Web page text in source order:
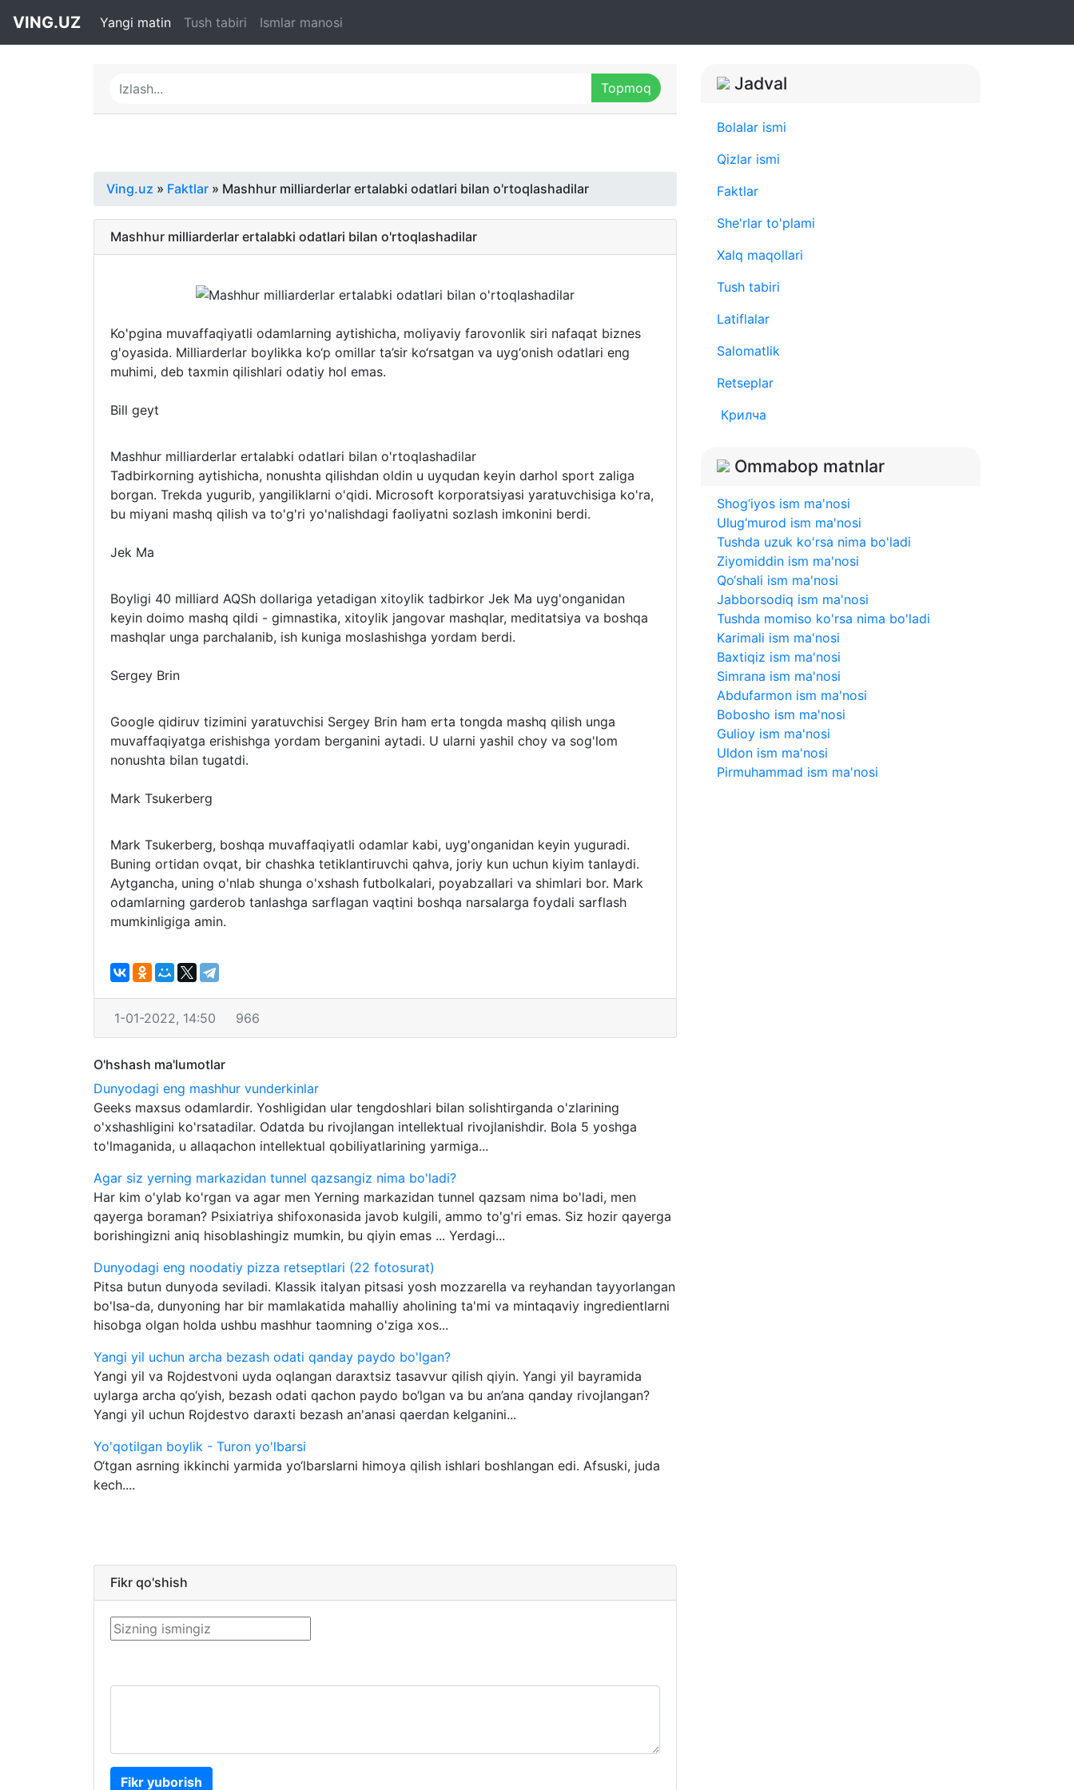
VING.UZ Yangi matin Tush tabiri Ismlar manosi
Ving.uz » Faktlar » Mashhur milliarderlar ertalabki odatlari bilan o'rtoqlashadilar
Mashhur milliarderlar ertalabki odatlari bilan o'rtoqlashadilar
Ko'pgina muvaffaqiyatli odamlarning aytishicha, moliyaviy farovonlik siri nafaqat biznes
g'oyasida. Milliarderlar boylikka ko‘p omillar ta’sir ko‘rsatgan va uyg‘onish odatlari eng
muhimi, deb taxmin qilishlari odatiy hol emas.
Bill geyt
Mashhur milliarderlar ertalabki odatlari bilan o'rtoqlashadilar
Tadbirkorning aytishicha, nonushta qilishdan oldin u uyqudan keyin darhol sport zaliga
borgan. Trekda yugurib, yangiliklarni o'qidi. Microsoft korporatsiyasi yaratuvchisiga ko'ra,
bu miyani mashq qilish va to'g'ri yo'nalishdagi faoliyatni sozlash imkonini berdi.
Jek Ma
Boyligi 40 milliard AQSh dollariga yetadigan xitoylik tadbirkor Jek Ma uyg'onganidan
keyin doimo mashq qildi - gimnastika, xitoylik jangovar mashqlar, meditatsiya va boshqa
mashqlar unga parchalanib, ish kuniga moslashishga yordam berdi.
Sergey Brin
Google qidiruv tizimini yaratuvchisi Sergey Brin ham erta tongda mashq qilish unga
muvaffaqiyatga erishishga yordam berganini aytadi. U ularni yashil choy va sog'lom
nonushta bilan tugatdi.
Mark Tsukerberg
Mark Tsukerberg, boshqa muvaffaqiyatli odamlar kabi, uyg'onganidan keyin yuguradi.
Buning ortidan ovqat, bir chashka tetiklantiruvchi qahva, joriy kun uchun kiyim tanlaydi.
Aytgancha, uning o'nlab shunga o'xshash futbolkalari, poyabzallari va shimlari bor. Mark
odamlarning garderob tanlashga sarflagan vaqtini boshqa narsalarga foydali sarflash
mumkinligiga amin.
1-01-2022, 14:50 966
O'hshash ma'lumotlar
Dunyodagi eng mashhur vunderkinlar
Geeks maxsus odamlardir. Yoshligidan ular tengdoshlari bilan solishtirganda o'zlarining
o'xshashligini ko'rsatadilar. Odatda bu rivojlangan intellektual rivojlanishdir. Bola 5 yoshga
to'lmaganida, u allaqachon intellektual qobiliyatlarining yarmiga...
Agar siz yerning markazidan tunnel qazsangiz nima bo'ladi?
Har kim o'ylab ko'rgan va agar men Yerning markazidan tunnel qazsam nima bo'ladi, men
qayerga boraman? Psixiatriya shifoxonasida javob kulgili, ammo to'g'ri emas. Siz hozir qayerga
borishingizni aniq hisoblashingiz mumkin, bu qiyin emas ... Yerdagi...
Dunyodagi eng noodatiy pizza retseptlari (22 fotosurat)
Pitsa butun dunyoda seviladi. Klassik italyan pitsasi yosh mozzarella va reyhandan tayyorlangan
bo'lsa-da, dunyoning har bir mamlakatida mahalliy aholining ta'mi va mintaqaviy ingredientlarni
hisobga olgan holda ushbu mashhur taomning o'ziga xos...
Yangi yil uchun archa bezash odati qanday paydo bo'lgan?
Yangi yil va Rojdestvoni uyda oqlangan daraxtsiz tasavvur qilish qiyin. Yangi yil bayramida
uylarga archa qo‘yish, bezash odati qachon paydo bo‘lgan va bu an’ana qanday rivojlangan?
Yangi yil uchun Rojdestvo daraxti bezash an'anasi qaerdan kelganini...
Yo'qotilgan boylik - Turon yo'lbarsi
O‘tgan asrning ikkinchi yarmida yo‘lbarslarni himoya qilish ishlari boshlangan edi. Afsuski, juda
kech....
Fikr qo'shish
Fikr yuborish
Jadval
Bolalar ismi
Qizlar ismi
Faktlar
She'rlar to'plami
Xalq maqollari
Tush tabiri
Latiflalar
Salomatlik
Retseplar
Крилча
Ommabop matnlar
Shog‘iyos ism ma'nosi
Ulug‘murod ism ma'nosi
Tushda uzuk ko'rsa nima bo'ladi
Ziyomiddin ism ma'nosi
Qo‘shali ism ma'nosi
Jabborsodiq ism ma'nosi
Tushda momiso ko'rsa nima bo'ladi
Karimali ism ma'nosi
Baxtiqiz ism ma'nosi
Simrana ism ma'nosi
Abdufarmon ism ma'nosi
Bobosho ism ma'nosi
Gulioy ism ma'nosi
Uldon ism ma'nosi
Pirmuhammad ism ma'nosi